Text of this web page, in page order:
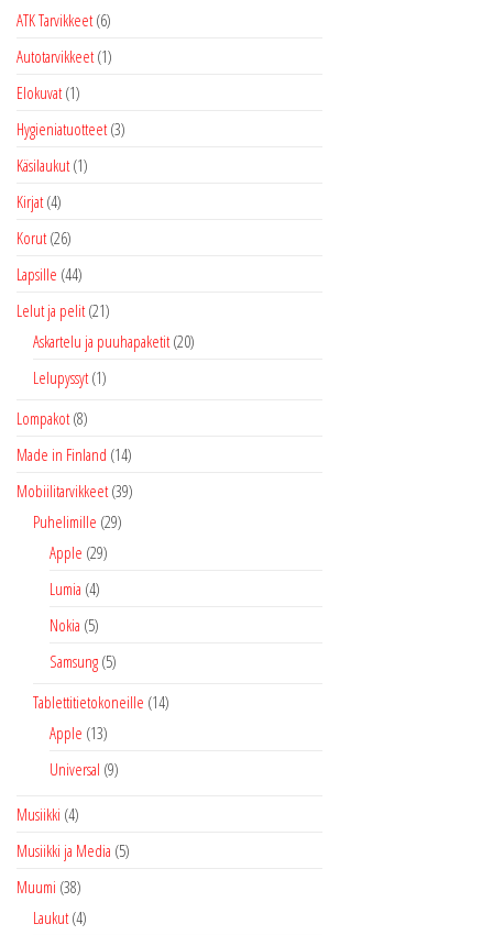
ATK Tarvikkeet (6)
Autotarvikkeet (1)
Elokuvat (1)
Hygieniatuotteet (3)
Käsilaukut (1)
Kirjat (4)
Korut (26)
Lapsille (44)
Lelut ja pelit (21)
Askartelu ja puuhapaketit (20)
Lelupyssyt (1)
Lompakot (8)
Made in Finland (14)
Mobiilitarvikkeet (39)
Puhelimille (29)
Apple (29)
Lumia (4)
Nokia (5)
Samsung (5)
Tablettitietokoneille (14)
Apple (13)
Universal (9)
Musiikki (4)
Musiikki ja Media (5)
Muumi (38)
Laukut (4)